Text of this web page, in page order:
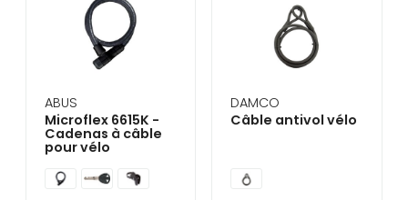
ABUS
Microflex 6615K -
Cadenas à câble
pour vélo
DAMCO
Câble antivol vélo